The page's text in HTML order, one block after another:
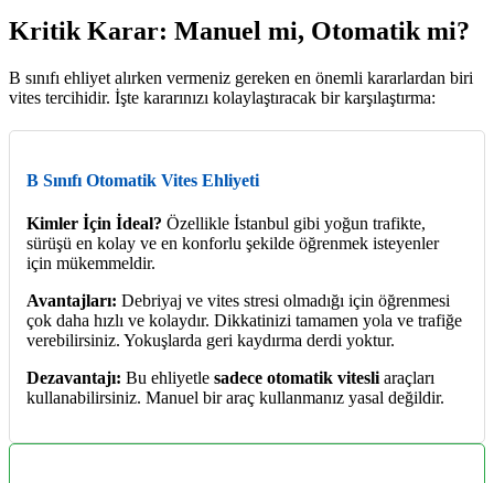
Kritik Karar: Manuel mi, Otomatik mi?
B sınıfı ehliyet alırken vermeniz gereken en önemli kararlardan biri
vites tercihidir. İşte kararınızı kolaylaştıracak bir karşılaştırma:
B Sınıfı Otomatik Vites Ehliyeti
Kimler İçin İdeal? Özellikle İstanbul gibi yoğun trafikte,
sürüşü en kolay ve en konforlu şekilde öğrenmek isteyenler
için mükemmeldir.
Avantajları: Debriyaj ve vites stresi olmadığı için öğrenmesi
çok daha hızlı ve kolaydır. Dikkatinizi tamamen yola ve trafiğe
verebilirsiniz. Yokuşlarda geri kaydırma derdi yoktur.
Dezavantajı: Bu ehliyetle sadece otomatik vitesliaraçları
kullanabilirsiniz. Manuel bir araç kullanmanız yasal değildir.